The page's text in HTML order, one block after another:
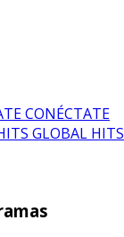
CONÉCTATE
GLOBAL HITS